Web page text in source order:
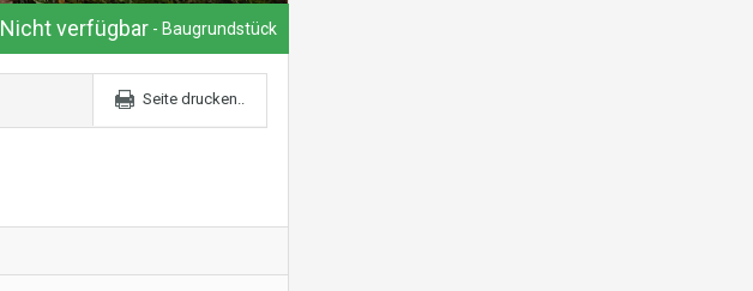
Nicht verfügbar - Baugrundstück
Seite drucken..